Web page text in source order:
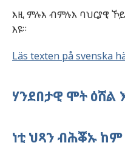
እዚ ምሉእ ብምሉእ ባህርያዊ
እዩ።
Läs texten på svenska
ሃንደበታዊ ሞት ዕሸል
ነቲ ህጻን ብሕቖኡ